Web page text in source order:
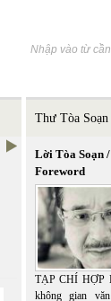
Thư Tòa Soạn
Lời Tòa Soạn
Foreword
TẠP CHÍ HỢP
không gian